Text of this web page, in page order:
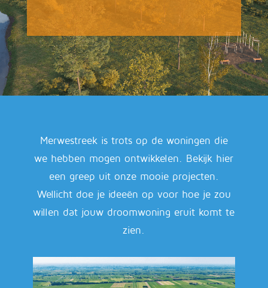
Merwestreek is trots op de woningen die
we hebben mogen ontwikkelen. Bekijk hier
een greep uit onze mooie projecten.
Wellicht doe je ideeën op voor hoe je zou
willen dat jouw droomwoning eruit komt te
zien.